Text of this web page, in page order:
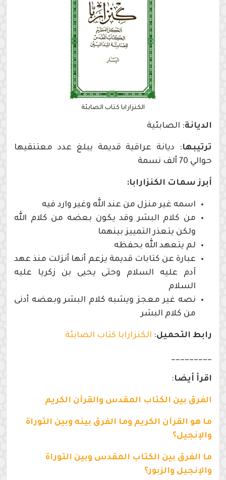
الكنزارابا كتاب الصابئة
الديانة: الصابئية
ترتيبها: ديانة عراقية قديمة يبلغ عدد معتنقيها
حوالي 70 ألف نسمة
أبرز سمات الكنزارابا:
اسمه غير منزل من عند الله وغير وارد فيه
من كلام البشر وقد يكون بعضه من كلام الله
ولكن يتعذر التمييز بينهما
لم يتعهد الله بحفظه
عبارة عن كتابات قديمة يزعم أنها أنزلت منذ عهد
آدم عليه السلام وحتى يحيى بن زكريا عليه
السلام
نصه غير معجز ويشبه كلام البشر وبعضه أدنى
من كلام البشر
رابط التحميل: الكنزارابا كتاب الصابئة
_________
اقرأ أيضا:
الفرق بين الكتاب المقدس والقرآن الكريم
ما هو القرآن الكريم وما الفرق بينه وبين التوراة
والإنجيل؟
ما الفرق بين الكتاب المقدس وبين التوراة
والإنجيل والزبور؟